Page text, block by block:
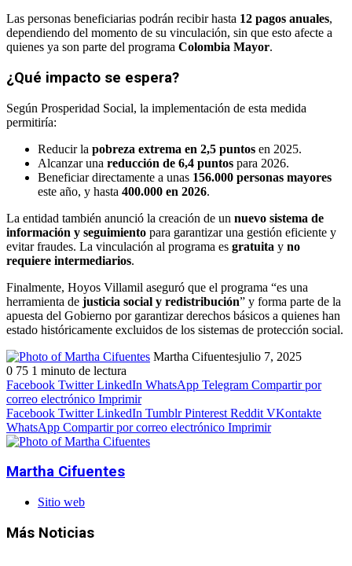
Las personas beneficiarias podrán recibir hasta 12 pagos anuales,
dependiendo del momento de su vinculación, sin que esto afecte a
quienes ya son parte del programa Colombia Mayor.
¿Qué impacto se espera?
Según Prosperidad Social, la implementación de esta medida
permitiría:
Reducir la pobreza extrema en 2,5 puntos en 2025.
Alcanzar una reducción de 6,4 puntos para 2026.
Beneficiar directamente a unas 156.000 personas mayores
este año, y hasta 400.000 en 2026.
La entidad también anunció la creación de un nuevo sistema de
información y seguimiento para garantizar una gestión eficiente y
evitar fraudes. La vinculación al programa es gratuita y no
requiere intermediarios.
Finalmente, Hoyos Villamil aseguró que el programa “es una
herramienta de justicia social y redistribución” y forma parte de la
apuesta del Gobierno por garantizar derechos básicos a quienes han
estado históricamente excluidos de los sistemas de protección social.
Martha Cifuentesjulio 7, 2025
0 75 1 minuto de lectura
Facebook Twitter LinkedIn WhatsApp Telegram Compartir por
correo electrónico Imprimir
Facebook Twitter LinkedIn Tumblr Pinterest Reddit VKontakte
WhatsApp Compartir por correo electrónico Imprimir
Martha Cifuentes
Sitio web
Más Noticias